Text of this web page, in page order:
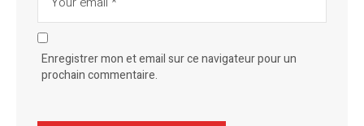
Enregistrer mon et email sur ce navigateur pour un
prochain commentaire.